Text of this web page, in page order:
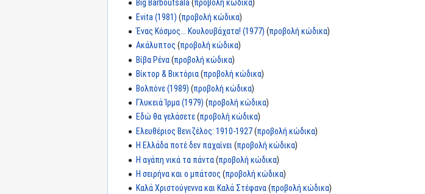
Big Barboutsala(προβολή κώδικα)
Evita (1981) (προβολή κώδικα)
Ένας Κόσμος... Κουλουβάχατα! (1977) (προβολή κώδικα)
Ακάλυπτος (προβολή κώδικα)
Βίβα Ρένα(προβολή κώδικα)
Βίκτορ & Βικτόρια(προβολή κώδικα)
Βολπόνε (1989) (προβολή κώδικα)
Γλυκειά Ίρμα (1979) (προβολή κώδικα)
Εδώ θα γελάσετε(προβολή κώδικα)
Ελευθέριος Βενιζέλος: 1910-1927(προβολή κώδικα)
Η Ελλάδα ποτέ δεν παχαίνει(προβολή κώδικα)
Η αγάπη νικά τα πάντα(προβολή κώδικα)
Η σειρήνα και ο μπάτσος (προβολή κώδικα)
Καλά Χριστούγεννα και Καλά Στέφανα(προβολή κώδικα)